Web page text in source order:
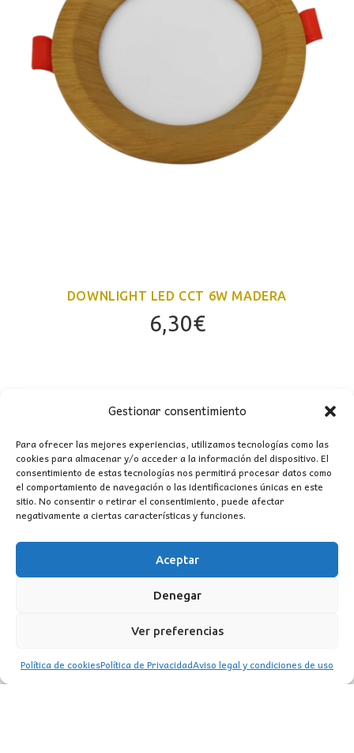
Gestionar consentimiento
Para ofrecer las mejores experiencias, utilizamos tecnologías como las
cookies para almacenar y/o acceder a la información del dispositivo. El
consentimiento de estas tecnologías nos permitirá procesar datos como
el comportamiento de navegación o las identificaciones únicas en este
sitio. No consentir o retirar el consentimiento, puede afectar
negativamente a ciertas características y funciones.
Aceptar
Denegar
Ver preferencias
Política de cookiesPolítica de PrivacidadAviso legal y condiciones de uso
DOWNLIGHT LED CCT 6W MADERA
6,30€
CONTACTO
Instagram